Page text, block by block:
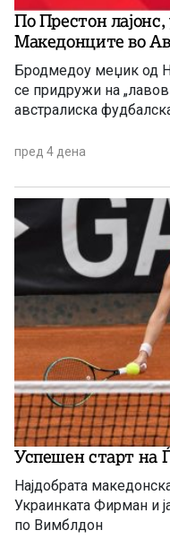
По Престон
Македонците во
Бродмедоу меџик од
се придружи на
австралиска
пред 4 дена
Успешен старт на
Најдобрата
Украинката Фирман и
по Вимблдон